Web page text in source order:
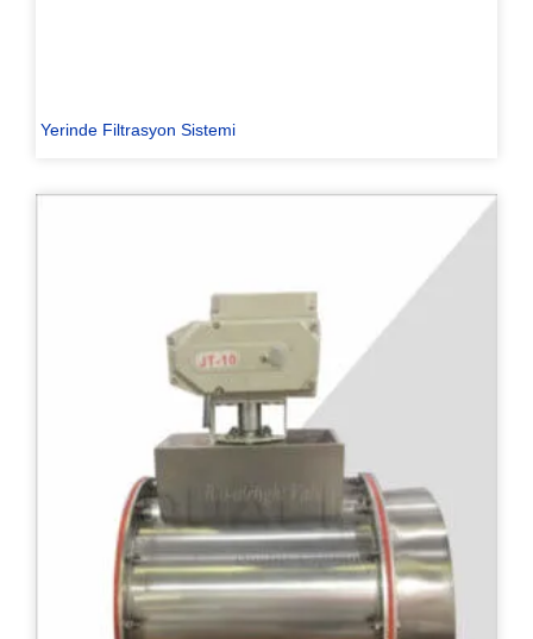
Yerinde Filtrasyon Sistemi